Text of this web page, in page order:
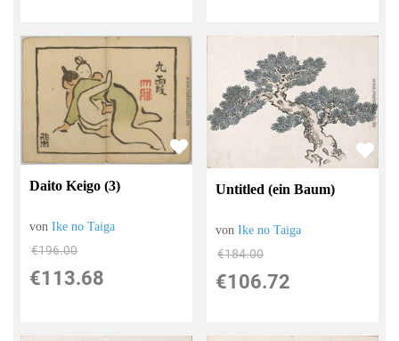
Daito Keigo (3)
vonIke no Taiga
€196.00
€113.68
Untitled (ein Baum)
vonIke no Taiga
€184.00
€106.72